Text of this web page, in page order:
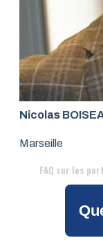
Nicolas
Marseille
FAQ sur les